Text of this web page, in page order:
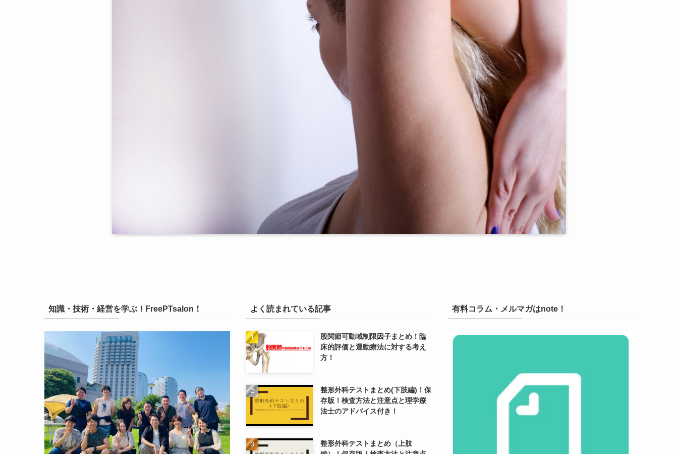
知識・技術・経営を学ぶ！FreePTsalon！ よく読まれている記事
股関節可動域制限因子まとめ！臨
床的評価と運動療法に対する考え
方！
整形外科テストまとめ(下肢編)！保
存版！検査方法と注意点と理学療
法士のアドバイス付き！
整形外科テストまとめ（上肢
有料コラム・メルマガはnote！